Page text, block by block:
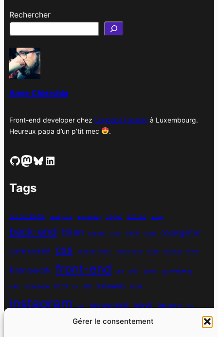
Gérer le consentement
c
e
s
Rechercher
Ange Chierchia
Front-end developer chez Concept Factoryà Luxembourg.
Heureux papa d’un p’tit mec
.
GitHub Mastodon Bluesky LinkedIn
Tags
accessibilité analytics animation apple astuce atom
back-end bilan bouton chat cms coda codeigniter
communauté css custom fields dark mode date display font
framework front-end git grid growl gutenberg
hike homebrew html ia ifttt indieweb input
instagram ios javascript jekyll jquery jsx
masonry media queries mysql navigation